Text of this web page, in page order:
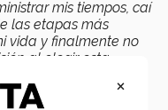
mis tiempos, caí
las etapas más
vida y finalmente no
al elegir esta
×